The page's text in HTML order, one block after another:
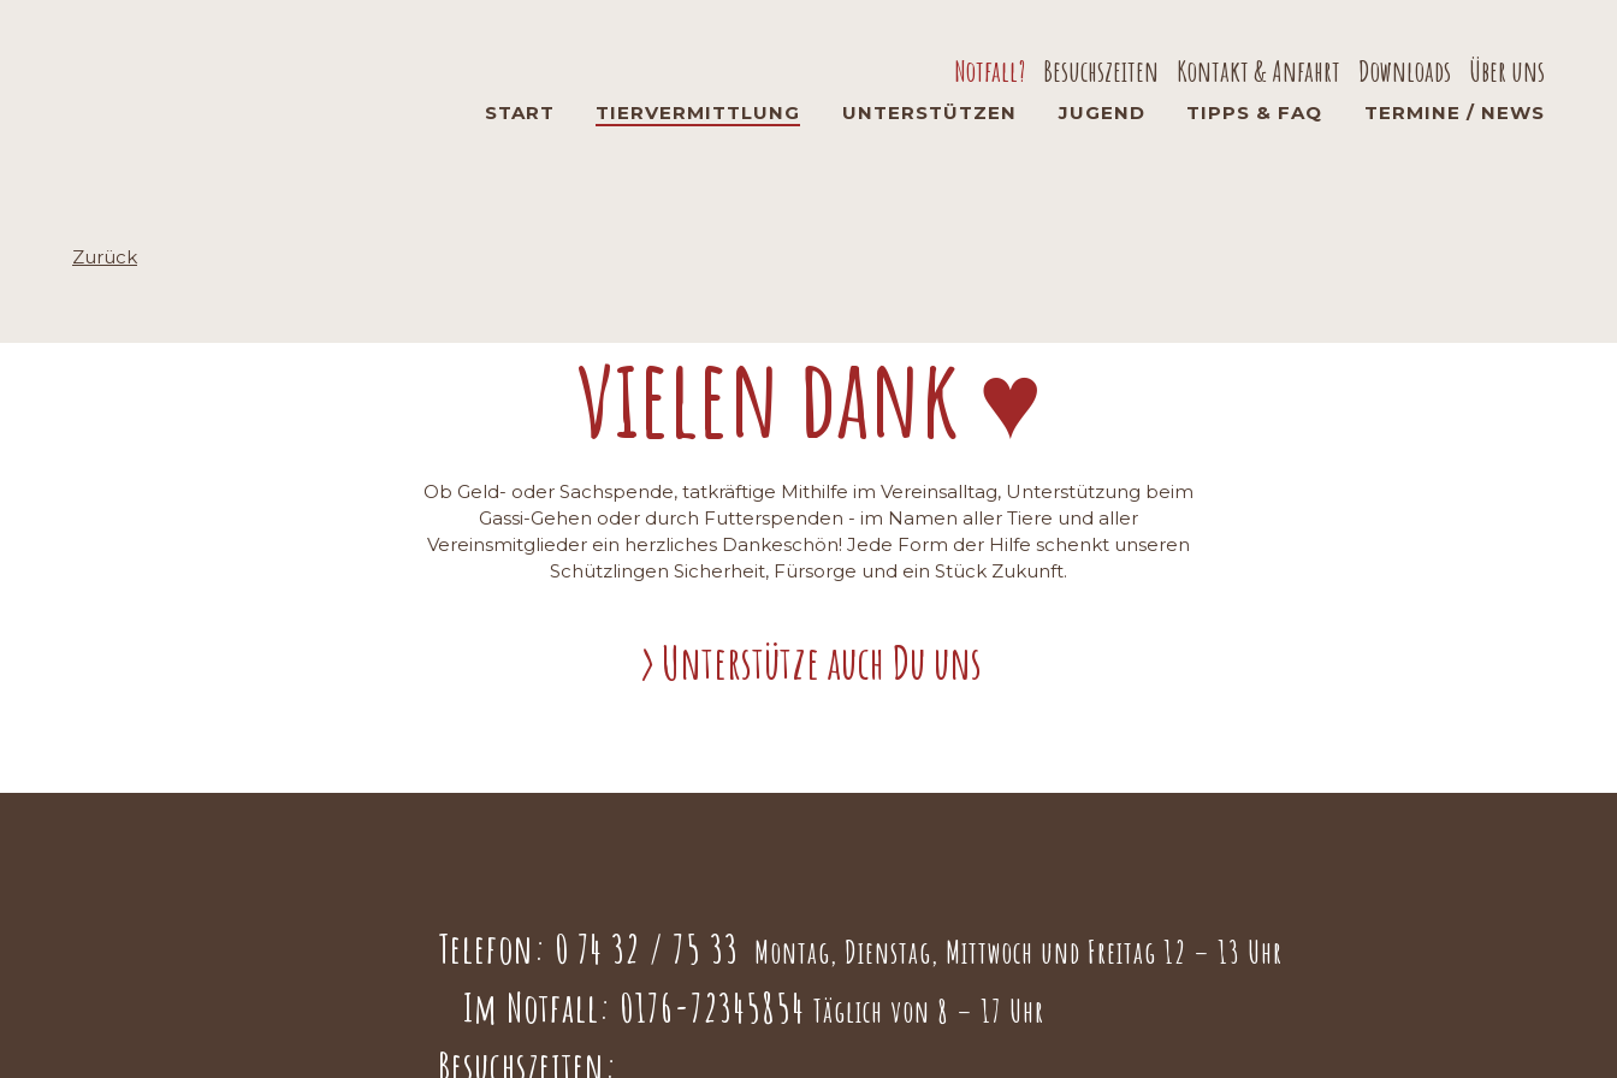
Navigation
Notfall? Besuchszeiten Kontakt & Anfahrt Downloads Über uns
Navigation
START TIERVERMITTLUNG UNTERSTÜTZEN JUGEND TIPPS & FAQ TERMINE / NEWS
Zurück
vielen dank ♥
Ob Geld- oder Sachspende, tatkräftige Mithilfe im Vereinsalltag, Unterstützung beim
Gassi-Gehen oder durch Futterspenden - im Namen aller Tiere und aller
Vereinsmitglieder ein herzliches Dankeschön! Jede Form der Hilfe schenkt unseren
Schützlingen Sicherheit, Fürsorge und ein Stück Zukunft.
Unterstütze auch Du uns
Telefon: 0 74 32 / 75 33 Montag, Dienstag, Mittwoch und Freitag 12 – 13 Uhr
Im Notfall: 0176-72345854 Täglich von 8 – 17 Uhr
Besuchszeiten: